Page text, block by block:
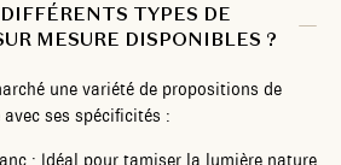
TYPES DE
MESURE DISPONIBLES ?
une variété de propositions de
ses spécificités :
: Idéal pour tamiser la lumière nature